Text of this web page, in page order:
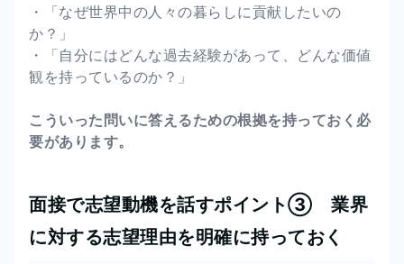
・「なぜ世界中の人々の暮らしに貢献したいの
か？」
・「自分にはどんな過去経験があって、どんな価値
観を持っているのか？」
こういった問いに答えるための根拠を持っておく必
要があります。
面接で志望動機を話すポイント③ 業界
に対する志望理由を明確に持っておく